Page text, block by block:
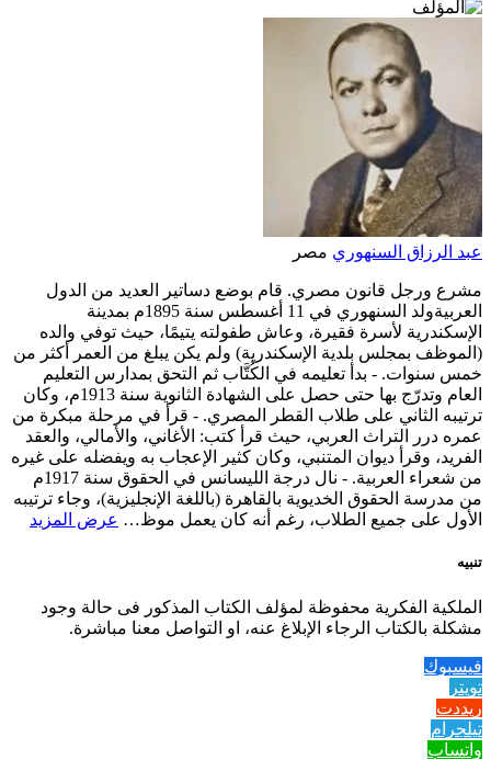
عبد الرزاق السنهوري مصر
مشرع ورجل قانون مصري. قام بوضع دساتير العديد من الدول
العربيةولد السنهوري في 11 أغسطس سنة 1895م بمدينة
الإسكندرية لأسرة فقيرة، وعاش طفولته يتيمًا، حيث توفي والده
(الموظف بمجلس بلدية الإسكندرية) ولم يكن يبلغ من العمر أكثر من
خمس سنوات. - بدأ تعليمه في الكُتَّاب ثم التحق بمدارس التعليم
العام وتدرّج بها حتى حصل على الشهادة الثانوية سنة 1913م، وكان
ترتيبه الثاني على طلاب القطر المصري. - قرأ في مرحلة مبكرة من
عمره درر التراث العربي، حيث قرأ كتب: الأغاني، والأمالي، والعقد
الفريد، وقرأ ديوان المتنبي، وكان كثير الإعجاب به ويفضله على غيره
من شعراء العربية. - نال درجة الليسانس في الحقوق سنة 1917م
من مدرسة الحقوق الخديوية بالقاهرة (باللغة الإنجليزية)، وجاء ترتيبه
الأول على جميع الطلاب، رغم أنه كان يعمل موظ… عرض المزيد
تنبيه
الملكية الفكرية محفوظة لمؤلف الكتاب المذكور فى حالة وجود
مشكلة بالكتاب الرجاء الإبلاغ عنه، او التواصل معنا مباشرة.
فيسبوك
تويتر
ريددت
تيلجرام
واتساب